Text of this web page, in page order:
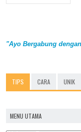
"Ayo Bergabung
TIPS CARA UNIK
MENU UTAMA